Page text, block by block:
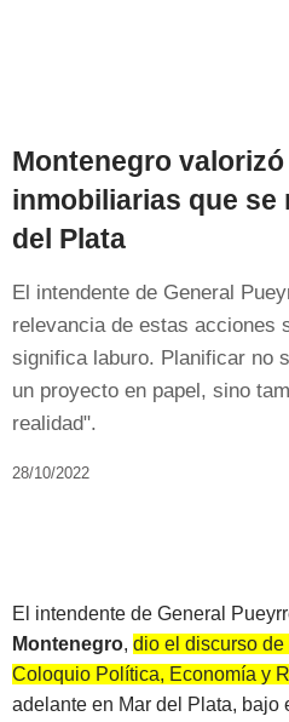
Montenegro
inmobiliarias que se
del Plata
El intendente de General
relevancia de estas acciones
significa laburo. Planificar no
un proyecto en papel, sino
realidad".
28/10/2022
El intendente de General
Montenegro, dio el discurso
Coloquio Política, Economía y
adelante en Mar del Plata, bajo